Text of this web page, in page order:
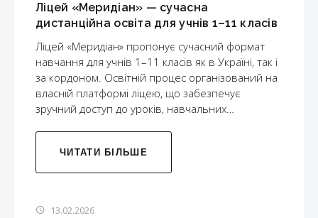
Ліцей «Меридіан» — сучасна
дистанційна освіта для учнів 1–11 класів
Ліцей «Меридіан» пропонує сучасний формат
навчання для учнів 1–11 класів як в Україні, так і
за кордоном. Освітній процес організований на
власній платформі ліцею, що забезпечує
зручний доступ до уроків, навчальних…
ЧИТАТИ БІЛЬШЕ
13.02.2026